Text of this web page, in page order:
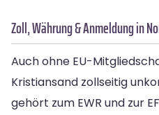
Zoll, Währung & Anmeldung in
Auch ohne EU-
Kristiansand zollseitig
gehört zum EWR und zur